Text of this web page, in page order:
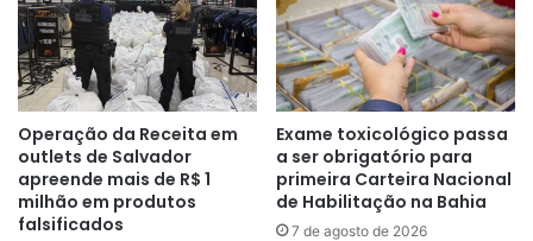
Operação da Receita em
outlets de Salvador
apreende mais de R$ 1
milhão em produtos
falsificados
Exame toxicológico passa
a ser obrigatório para
primeira Carteira Nacional
de Habilitação na Bahia
7 de agosto de 2026